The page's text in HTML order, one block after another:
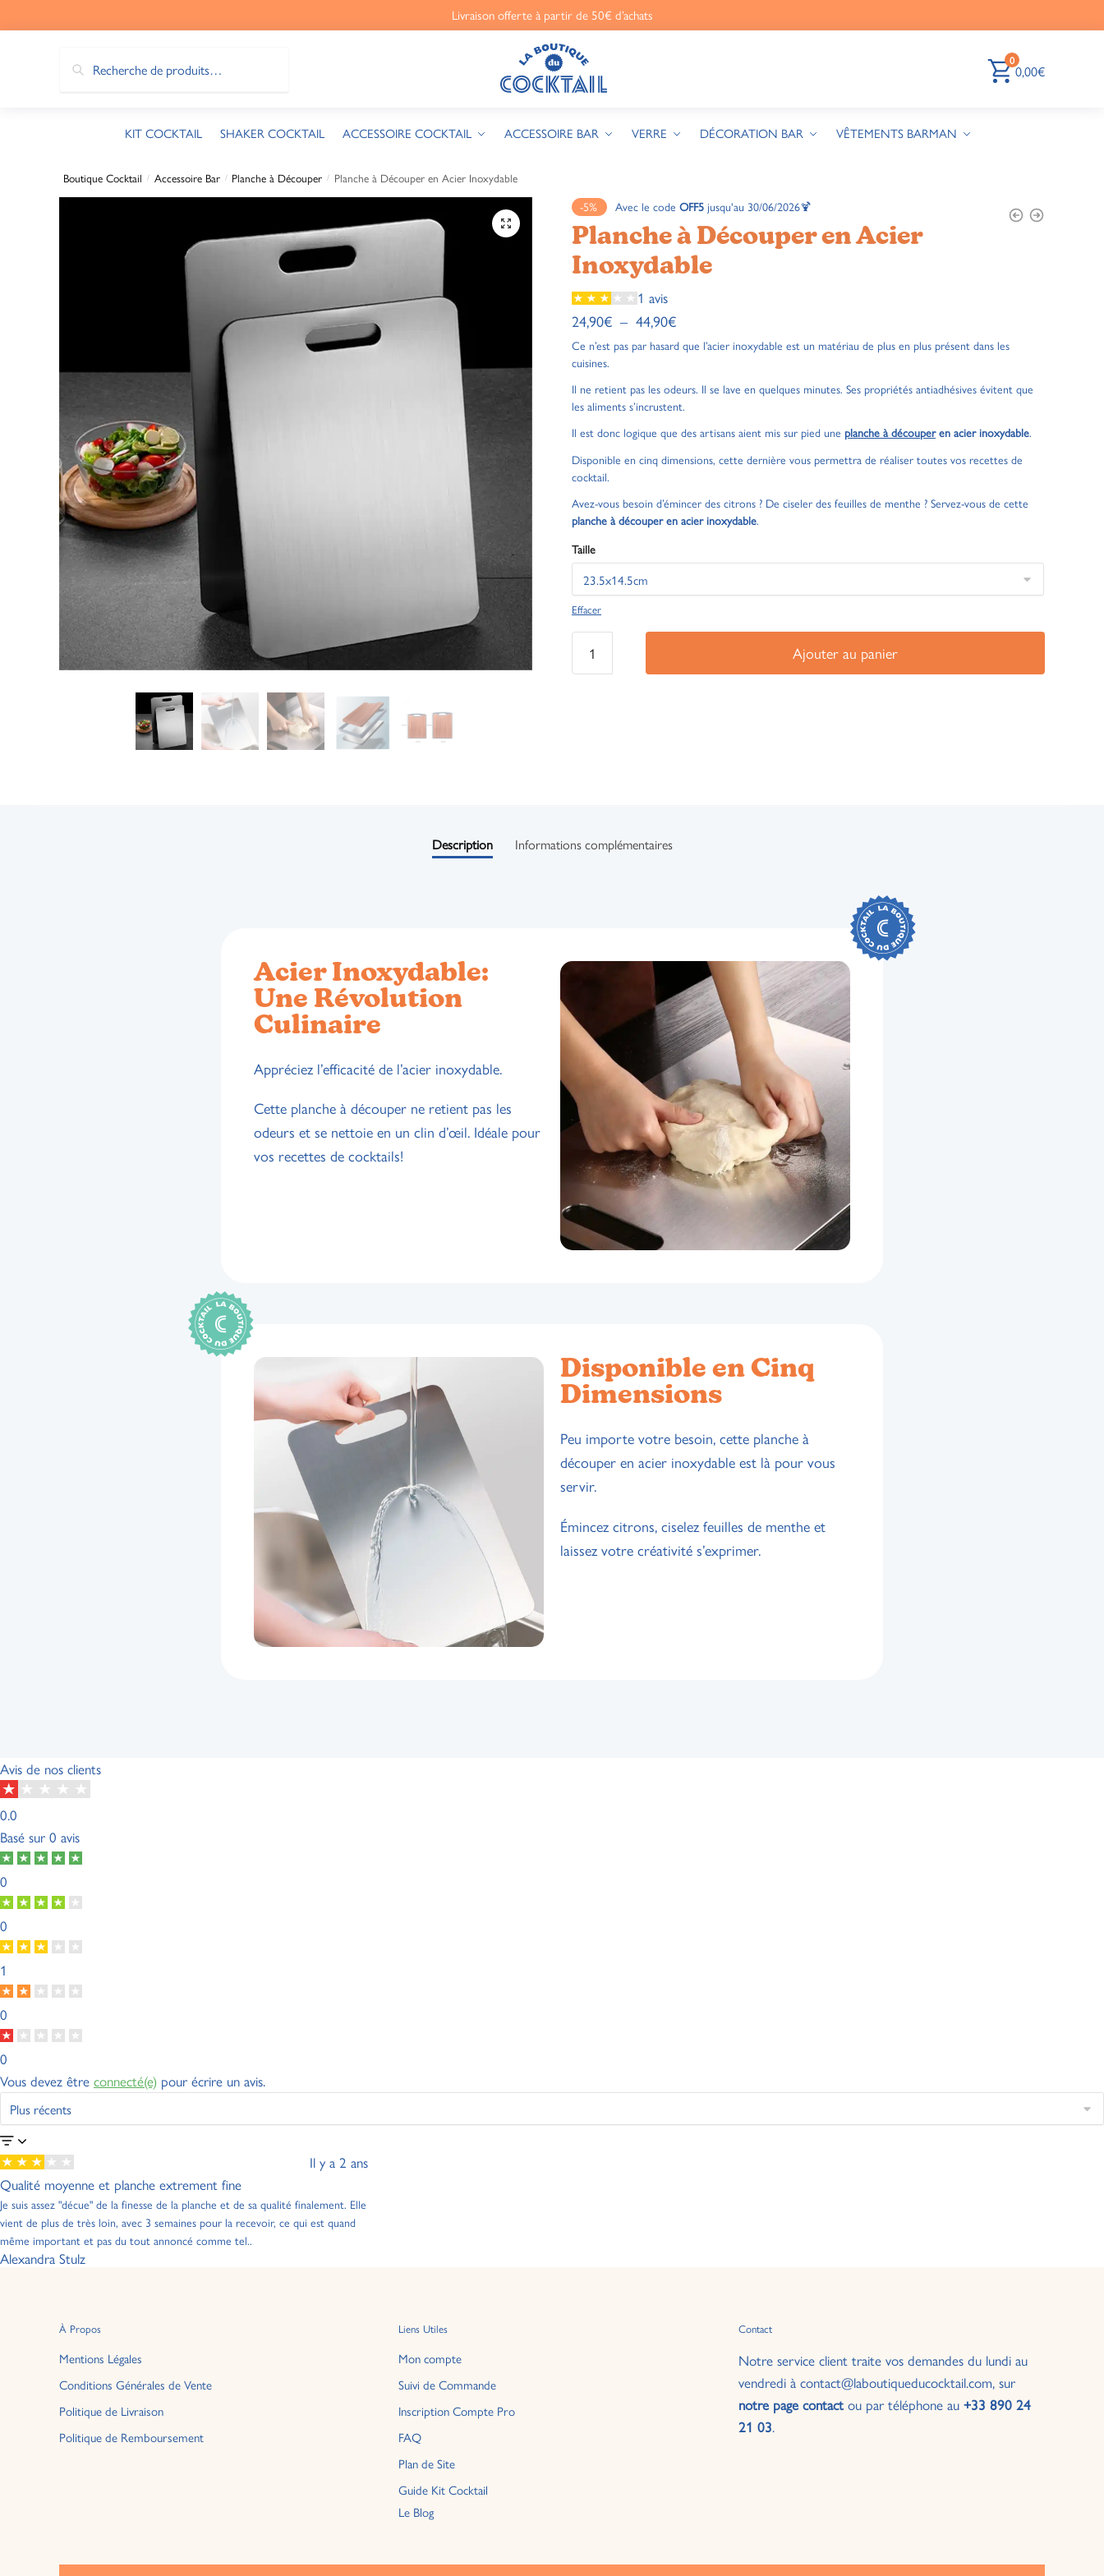
Livraison offerte à partir de 50€ d’achats
0
0,00€
KIT COCKTAIL SHAKER COCKTAIL ACCESSOIRE COCKTAIL ACCESSOIRE BAR VERRE DÉCORATION BAR VÊTEMENTS BARMAN
Boutique Cocktail / Accessoire Bar / Planche à Découper / Planche à Découper en Acier Inoxydable
🔍
-5% Avec le code OFF5 jusqu'au 30/06/2026🍹
Planche à Découper en Acier
Inoxydable
1 avis
24,90€ – 44,90€
Ce n’est pas par hasard que l’acier inoxydable est un matériau de plus en plus présent dans les
cuisines.
Il ne retient pas les odeurs. Il se lave en quelques minutes. Ses propriétés antiadhésives évitent que
les aliments s’incrustent.
Il est donc logique que des artisans aient mis sur pied une planche à découperen acier inoxydable.
Disponible en cinq dimensions, cette dernière vous permettra de réaliser toutes vos recettes de
cocktail.
Avez-vous besoin d’émincer des citrons ? De ciseler des feuilles de menthe ? Servez-vous de cette
planche à découper en acier inoxydable.
Taille
Effacer
Ajouter au panier
Description Informations complémentaires
Acier Inoxydable:
Une Révolution
Culinaire
Appréciez l’efficacité de l’acier inoxydable.
Cette planche à découper ne retient pas les
odeurs et se nettoie en un clin d’œil. Idéale pour
vos recettes de cocktails!
Disponible en Cinq
Dimensions
Peu importe votre besoin, cette planche à
découper en acier inoxydable est là pour vous
servir.
Émincez citrons, ciselez feuilles de menthe et
laissez votre créativité s’exprimer.
Avis de nos clients
0.0
Basé sur 0 avis
0
0
1
0
0
Vous devez être connecté(e) pour écrire un avis.
Il y a 2 ans
Qualité moyenne et planche extrement fine
Je suis assez "décue" de la finesse de la planche et de sa qualité finalement. Elle
vient de plus de très loin, avec 3 semaines pour la recevoir, ce qui est quand
même important et pas du tout annoncé comme tel..
Alexandra Stulz
À Propos
Mentions Légales
Conditions Générales de Vente
Politique de Livraison
Politique de Remboursement
Liens Utiles
Mon compte
Suivi de Commande
Inscription Compte Pro
FAQ
Plan de Site
Guide Kit Cocktail
Le Blog
Contact
Notre service client traite vos demandes du lundi au
vendredi à contact@laboutiqueducocktail.com, sur
notre page contactou par téléphone au +33 890 24
21 03.